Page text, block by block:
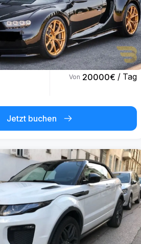
Von 20000€ / Tag
Jetzt buchen